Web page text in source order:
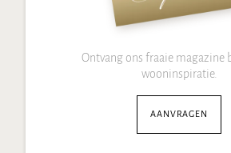
Ontvang ons fraaie magazine
wooninspiratie.
AANVRAGEN